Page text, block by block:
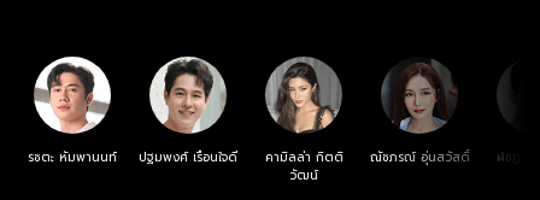
รชตะ หัมพานนท์ ปฐมพงศ์ เรือนใจดี
คามิลล่า กิตติ
วัฒน์
ณัชภรณ์ อุ่นสวัสดิ์ ฬชฏะ